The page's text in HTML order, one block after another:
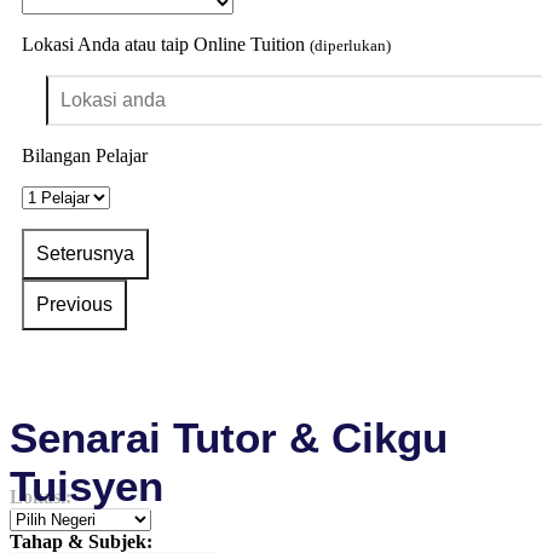
Lokasi Anda atau taip Online Tuition (diperlukan)
Bilangan Pelajar
Senarai Tutor & Cikgu
Tuisyen
Lokasi:
Tahap & Subjek: